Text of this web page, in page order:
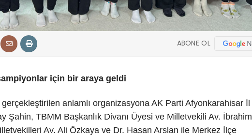
ABONE OL
için bir araya geldi
anlamlı organizasyona AK Parti Afyonkarahisar İl
Şahin, TBMM Başkanlık Divanı Üyesi ve Milletvekili Av. İbrahim
Av. Ali Özkaya ve Dr. Hasan Arslan ile Merkez İlçe